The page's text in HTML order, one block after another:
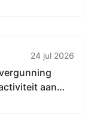
24 jul 2026
aan